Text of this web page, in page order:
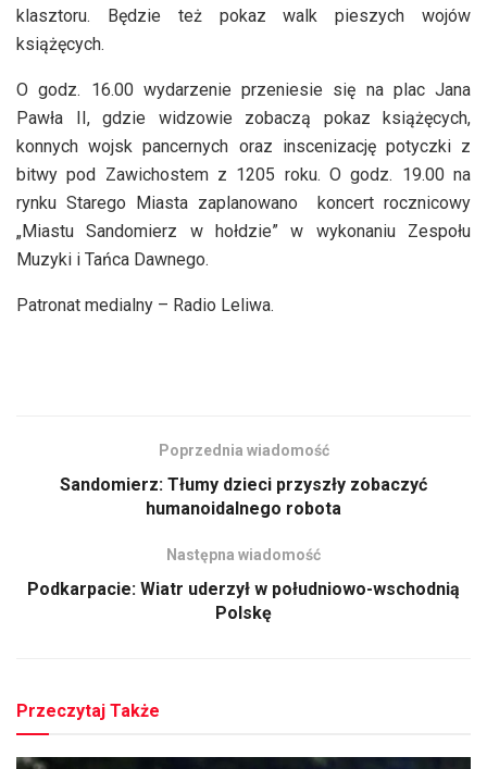
klasztoru. Będzie też pokaz walk pieszych wojów
książęcych.
O godz. 16.00 wydarzenie przeniesie się na plac Jana
Pawła II, gdzie widzowie zobaczą pokaz książęcych,
konnych wojsk pancernych oraz inscenizację potyczki z
bitwy pod Zawichostem z 1205 roku. O godz. 19.00 na
rynku Starego Miasta zaplanowano koncert rocznicowy
„Miastu Sandomierz w hołdzie” w wykonaniu Zespołu
Muzyki i Tańca Dawnego.
Patronat medialny – Radio Leliwa.
Poprzednia wiadomość
Sandomierz: Tłumy dzieci przyszły zobaczyć
humanoidalnego robota
Następna wiadomość
Podkarpacie: Wiatr uderzył w południowo-wschodnią
Polskę
Przeczytaj Także